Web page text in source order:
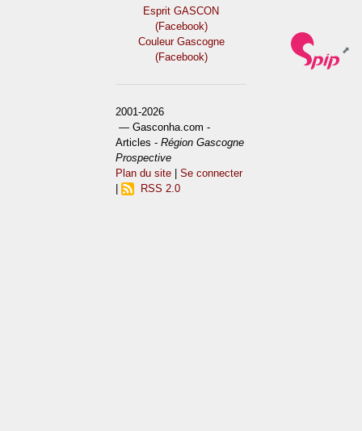
Esprit GASCON
(Facebook)
Couleur Gascogne
(Facebook)
2001-2026
— Gasconha.com -
Articles -Région Gascogne
Prospective
Plan du site |Se connecter
RSS 2.0